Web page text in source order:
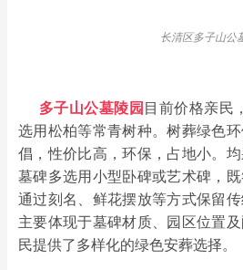
长清区多子山公
多子山公墓陵园目前价格亲民
选用松柏等常青树种。树葬绿色
倡，性价比高，环保，占地小。
墓碑多选用小型卧碑或艺术碑，
通过刻名、鲜花摆放等方式保留
主要体现于墓碑材质、园区位置
民提供了多样化的绿色安葬选择。